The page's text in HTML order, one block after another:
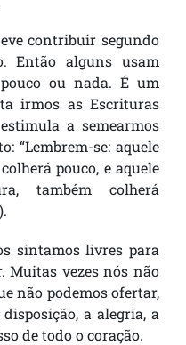
contribuir segundo
Então alguns usam
ou nada. É um
irmos as Escrituras
a semearmos
“Lembrem-se: aquele
pouco, e aquele
também colherá
sintamos livres para
Muitas vezes nós não
não podemos ofertar,
a alegria, a
de todo o coração.